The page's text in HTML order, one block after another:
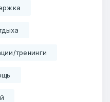
тренинги